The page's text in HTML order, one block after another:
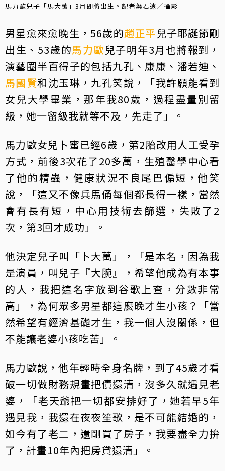
馬力歐兒子「馬大萬」3月即將出生。記者葉君遠／攝影
男星愈來愈晚生，56歲的趙正平 兒子耶誕節剛
出生、53歲的馬力歐兒子明年3月也將報到，
演藝圈半百得子的包括九孔、康康、潘若迪、
馬國賢和沈玉琳，九孔笑說，「我許願能看到
女兒大學畢業，那年我80歲，過程盡量別留
級，她一留級我就等不及，先走了」。
馬力歐女兒卜蜜已經6歲，第2胎改用人工受孕
方式，前後3次花了20多萬，生殖醫學中心看
了他的精蟲，健康狀況不良尾巴偏短，他笑
說，「這又不像兵馬俑每個都長得一樣，當然
會有長有短，中心用技術去篩選，失敗了2
次，第3回才成功」。
他決定兒子叫「卜大萬」，「是本名，因為我
是演員，叫兒子『大腕』，希望他成為有本事
的人，我把這名字放到谷歌上查，分數非常
高」，為何眾多男星都這麼晚才生小孩？「當
然希望有經濟基礎才生，我一個人沒關係，但
不能讓老婆小孩吃苦」。
馬力歐說，他年輕時全身名牌，到了45歲才看
破一切做財務規畫把債還清，沒多久就遇見老
婆，「老天爺把一切都安排好了，她若早5年
遇見我，我還在夜夜笙歌，是不可能結婚的，
如今有了老二，還剛買了房子，我要盡全力拚
了，計畫10年內把房貸還清」。